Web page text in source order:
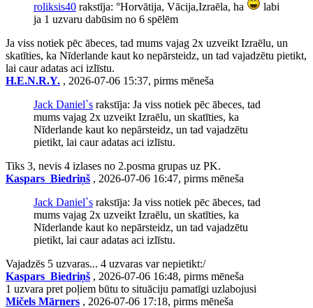
roliksis40 rakstīja: °Horvātija, Vācija,Izraēla, ha
labi
ja 1 uzvaru dabūsim no 6 spēlēm
Ja viss notiek pēc ābeces, tad mums vajag 2x uzveikt Izraēlu, un
skatīties, ka Nīderlande kaut ko nepārsteidz, un tad vajadzētu pietikt,
lai caur adatas aci izlīstu.
H.E.N.R.Y. , 2026-07-06 15:37, pirms mēneša
Jack Daniel`s rakstīja: Ja viss notiek pēc ābeces, tad
mums vajag 2x uzveikt Izraēlu, un skatīties, ka
Nīderlande kaut ko nepārsteidz, un tad vajadzētu
pietikt, lai caur adatas aci izlīstu.
Tiks 3, nevis 4 izlases no 2.posma grupas uz PK.
Kaspars_Biedriņš , 2026-07-06 16:47, pirms mēneša
Jack Daniel`s rakstīja: Ja viss notiek pēc ābeces, tad
mums vajag 2x uzveikt Izraēlu, un skatīties, ka
Nīderlande kaut ko nepārsteidz, un tad vajadzētu
pietikt, lai caur adatas aci izlīstu.
Vajadzēs 5 uzvaras... 4 uzvaras var nepietikt:/
Kaspars_Biedriņš , 2026-07-06 16:48, pirms mēneša
1 uzvara pret poļiem būtu to situāciju pamatīgi uzlabojusi
Mičels Mārners , 2026-07-06 17:18, pirms mēneša